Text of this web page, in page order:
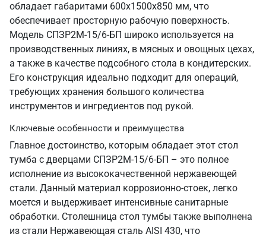
обладает габаритами 600х1500х850 мм, что
обеспечивает просторную рабочую поверхность.
Модель СПЗР2М-15/6-БП широко используется на
производственных линиях, в мясных и овощных цехах,
а также в качестве подсобного стола в кондитерских.
Его конструкция идеально подходит для операций,
требующих хранения большого количества
инструментов и ингредиентов под рукой.
Ключевые особенности и преимущества
Главное достоинство, которым обладает этот стол
тумба с дверцами СПЗР2М-15/6-БП – это полное
исполнение из высококачественной нержавеющей
стали. Данный материал коррозионно-стоек, легко
моется и выдерживает интенсивные санитарные
обработки. Столешница стол тумбы также выполнена
из стали Нержавеющая сталь AISI 430, что